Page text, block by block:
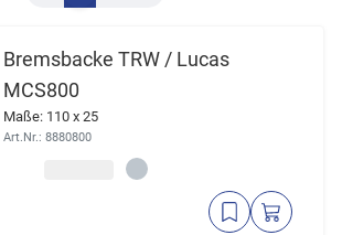
Bremsbacke TRW / Lucas
MCS800
Maße: 110 x 25
Art.Nr.: 8880800